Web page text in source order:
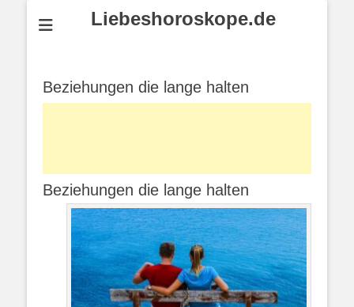
Liebeshoroskope.de
Beziehungen die lange halten
Beziehungen die lange halten